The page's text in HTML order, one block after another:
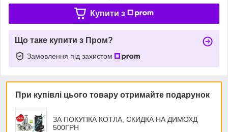
Купити з
Що таке купити з Пром?
Замовлення під захистом
При купівлі цього товару отримайте подарунок
ЗА ПОКУПКА КОТЛА, СКИДКА НА ДИМОХД
500ГРН